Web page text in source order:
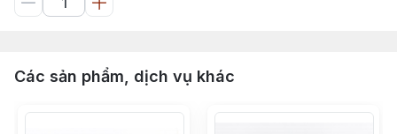
Các sản phẩm, dịch vụ khác